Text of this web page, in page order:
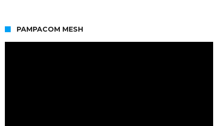
PAMPACOM MESH